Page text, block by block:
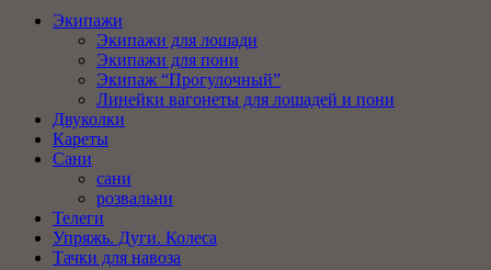
Экипажи
Экипажи для лошади
Экипажи для пони
Экипаж “Прогулочный”
Линейки вагонеты для лошадей и пони
Двуколки
Кареты
Сани
сани
розвальни
Телеги
Упряжь. Дуги. Колеса
Тачки для навоза